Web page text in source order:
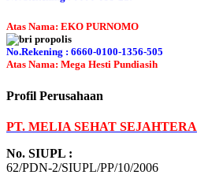
Atas Nama: EKO PURNOMO
No.Rekening : 6660-0100-1356-505
Atas Nama: Mega Hesti Pundiasih
Profil Perusahaan
PT. MELIA SEHAT SEJAHTERA
No. SIUPL :
62/PDN-2/SIUPL/PP/10/2006